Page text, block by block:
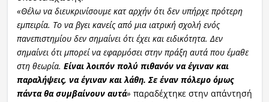
«Θέλω να διευκρινίσουμε κατ αρχήν ότι δεν υπήρχε πρότερη
εμπειρία. Το να βγει κανείς από μια ιατρική σχολή ενός
πανεπιστημίου δεν σημαίνει ότι έχει και ειδικότητα. Δεν
σημαίνει ότι μπορεί να εφαρμόσει στην πράξη αυτά που έμαθε
στη θεωρία. Είναι λοιπόν πολύ πιθανόν να έγιναν και
παραλήψεις, να έγιναν και λάθη. Σε έναν πόλεμο όμως
πάντα θα συμβαίνουν αυτά» παραδέχτηκε στην απάντησή